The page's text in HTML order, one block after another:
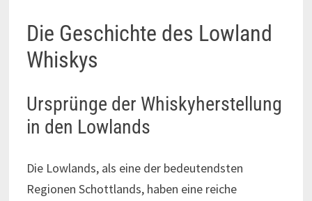
Die Geschichte des Lowland
Whiskys
Ursprünge der Whiskyherstellung
in den Lowlands
Die Lowlands, als eine der bedeutendsten
Regionen Schottlands, haben eine reiche